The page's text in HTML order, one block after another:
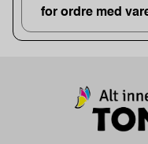
for ordre med